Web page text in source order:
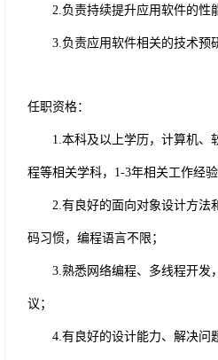
2.负责持续提升应用软件的性
3.负责应用软件相关的技术预
任职资格：
1.本科及以上学历，计算机、
程等相关学科， 1-3年相关工作经验
2.有良好的面向对象设计方法
码习惯，编程语言不限；
3.熟悉网络编程、多线程开发
议；
4.有良好的设计能力、解决问